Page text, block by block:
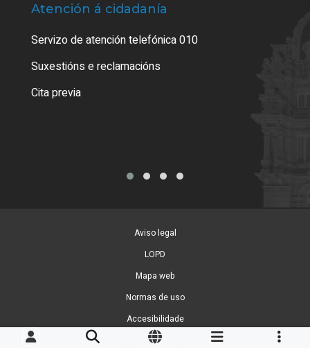
Atención á cidadanía
Servizo de atención telefónica 010
Suxestións e reclamacións
Cita previa
Aviso legal
LOPD
Mapa web
Normas de uso
Accesibilidade
Xestión de cookies